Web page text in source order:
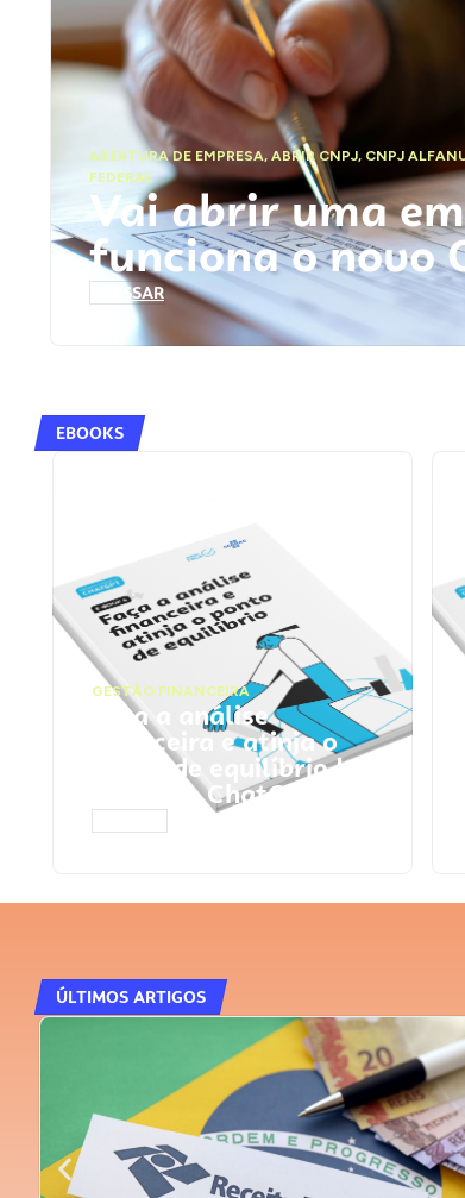
ABERTURA DE EMPRESA,ABRIR CNPJ, CNPJ
FEDERAL
Vai abrir uma
funciona o novo
ACESSAR
EBOOKS
GESTÃO FINANCEIRA
Faça a análise
financeira e atinja o
ponto de equilíbrio |
Prompts ChatGPT
ÚLTIMOS ARTIGOS